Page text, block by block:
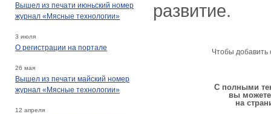
Вышел из печати июньский номер
журнал «Мясные технологии»
3 июля
О регистрации на портале
26 мая
Вышел из печати майский номер
журнал «Мясные технологии»
12 апреля
развитие.
Чтобы
С полными
вы
на